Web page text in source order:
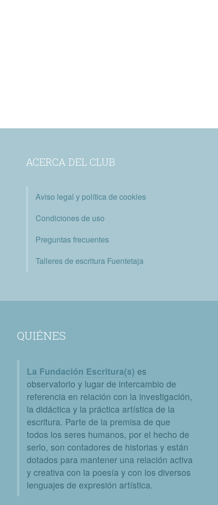
ACERCA DEL CLUB
Aviso legal y política de cookies
Condiciones de uso
Preguntas frecuentes
Talleres de escritura Fuentetaja
QUIÉNES
La Fundación Escritura(s) es
observatorio y lugar de intercambio de
referencia en relación con la investigación,
la didáctica y la práctica artística de la
escritura. Parte de la premisa de que
todos los seres humanos, por el hecho de
serlo, son contadores de historias y están
dotados para mantener una relación activa
y creativa con la poesía y con los diversos
lenguajes de expresión artística.